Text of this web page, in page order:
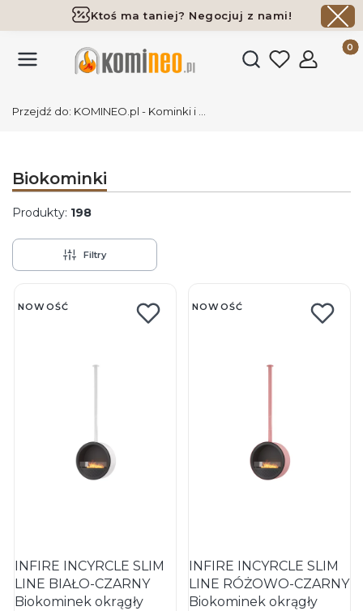
Ktoś ma taniej? Negocjuj z nami!
Darmowa dostawa już od 700 zł
Otwórz
Przejdź do: KOMINEO.pl - Kominki i akcesoria
Biokominki
Produkty: 198
Filtry
NOWOŚĆ
INFIRE INCYRCLE SLIM
LINE BIAŁO-CZARNY
Biokominek okrągły
NOWOŚĆ
INFIRE INCYRCLE SLIM
LINE RÓŻOWO-CZARNY
Biokominek okrągły